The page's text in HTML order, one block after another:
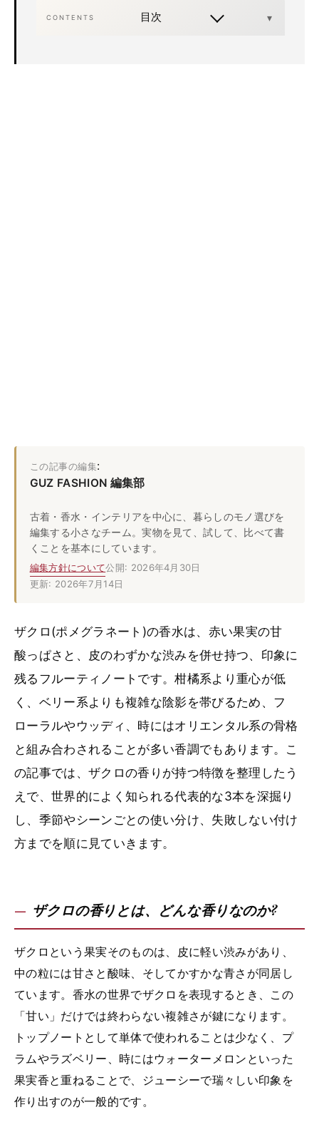
CONTENTS 目次
この記事の編集:
GUZ FASHION 編集部
古着・香水・インテリアを中心に、暮らしのモノ選びを
編集する小さなチーム。実物を見て、試して、比べて書
くことを基本にしています。
編集方針について公開: 2026年4月30日
更新: 2026年7月14日
ザクロ(ポメグラネート)の香水は、赤い果実の甘
酸っぱさと、皮のわずかな渋みを併せ持つ、印象に
残るフルーティノートです。柑橘系より重心が低
く、ベリー系よりも複雑な陰影を帯びるため、フ
ローラルやウッディ、時にはオリエンタル系の骨格
と組み合わされることが多い香調でもあります。こ
の記事では、ザクロの香りが持つ特徴を整理したう
えで、世界的によく知られる代表的な3本を深掘り
し、季節やシーンごとの使い分け、失敗しない付け
方までを順に見ていきます。
ザクロの香りとは、どんな香りなのか?
ザクロという果実そのものは、皮に軽い渋みがあり、
中の粒には甘さと酸味、そしてかすかな青さが同居し
ています。香水の世界でザクロを表現するとき、この
「甘い」だけでは終わらない複雑さが鍵になります。
トップノートとして単体で使われることは少なく、プ
ラムやラズベリー、時にはウォーターメロンといった
果実香と重ねることで、ジューシーで瑞々しい印象を
作り出すのが一般的です。